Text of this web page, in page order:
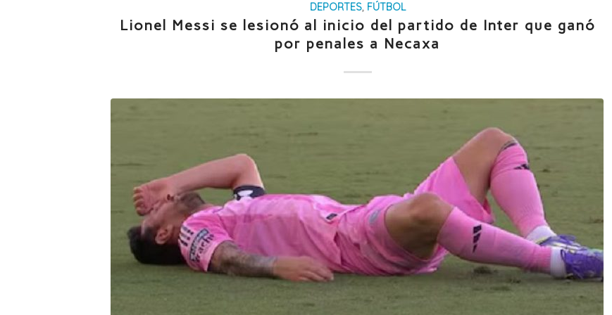
DEPORTES, FÚTBOL
Lionel Messi se lesionó al inicio del partido de Inter que ganó
por penales a Necaxa